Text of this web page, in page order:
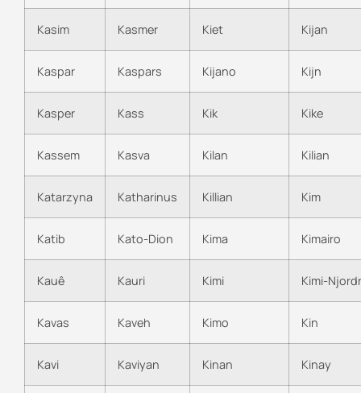
Kasim Kasmer Kiet Kijan
Kaspar Kaspars Kijano Kijn
Kasper Kass Kik Kike
Kassem Kasva Kilan Kilian
Katarzyna Katharinus Killian Kim
Katib Kato-Dion Kima Kimairo
Kauê Kauri Kimi Kimi-Njordr
Kavas Kaveh Kimo Kin
Kavi Kaviyan Kinan Kinay